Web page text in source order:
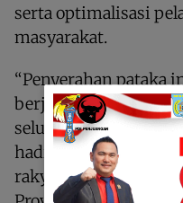
serta optimalisasi
masyarakat.
“Penyerahan pataka
berjanji akan
seluruh penjuru
hadir dan memberi
rakyat, saya siap